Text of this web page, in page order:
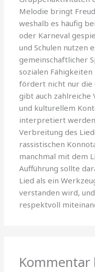
Melodie bringt
weshalb es häufig
oder Karneval
und Schulen nutzen
gemeinschaftlicher
sozialen Fähigkeiten
fördert nicht nur die
gibt auch zahlreiche
und kulturellem
interpretiert
Verbreitung des
rassistischen
manchmal mit dem
Aufführung sollte
Lied als ein
verstanden wird,
respektvoll
Kommentar